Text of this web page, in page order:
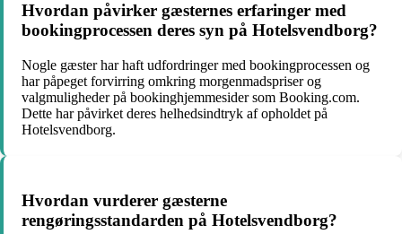
Hvordan påvirker gæsternes erfaringer med
bookingprocessen deres syn på Hotelsvendborg?
Nogle gæster har haft udfordringer med bookingprocessen og
har påpeget forvirring omkring morgenmadspriser og
valgmuligheder på bookinghjemmesider som Booking.com.
Dette har påvirket deres helhedsindtryk af opholdet på
Hotelsvendborg.
Hvordan vurderer gæsterne
rengøringsstandarden på Hotelsvendborg?